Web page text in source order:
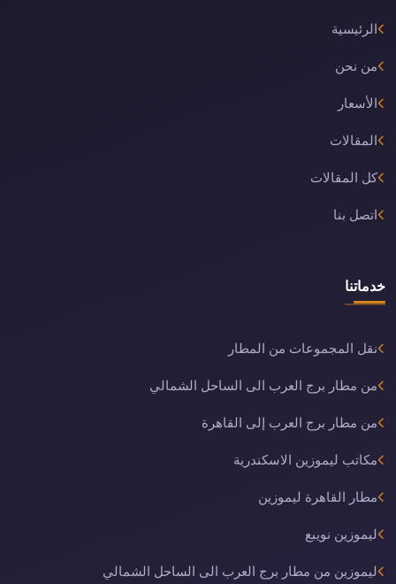
الرئيسية
من نحن
الأسعار
المقالات
كل المقالات
اتصل بنا
خدماتنا
نقل المجموعات من المطار
من مطار برج العرب الى الساحل الشمالي
من مطار برج العرب إلى القاهرة
مكاتب ليموزين الاسكندرية
مطار القاهرة ليموزين
ليموزين نويبع
ليموزين من مطار برج العرب الى الساحل الشمالي